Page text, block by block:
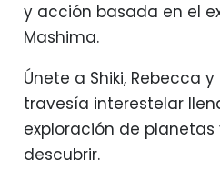
y acción basada en el
Mashima.
Únete a Shiki, Rebecca
travesía interestelar
exploración de planetas
descubrir.